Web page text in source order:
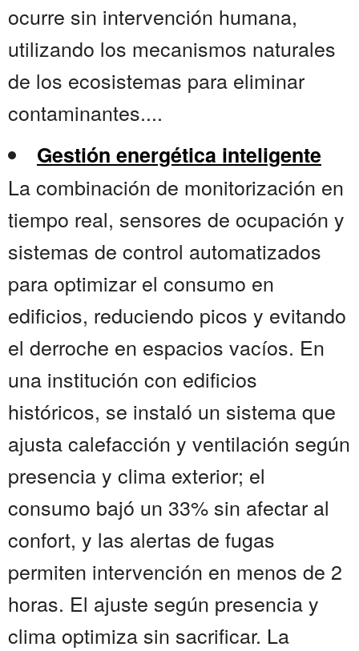
ocurre sin intervención humana,
utilizando los mecanismos naturales
de los ecosistemas para eliminar
contaminantes....
Gestión energética inteligente
La combinación de monitorización en
tiempo real, sensores de ocupación y
sistemas de control automatizados
para optimizar el consumo en
edificios, reduciendo picos y evitando
el derroche en espacios vacíos. En
una institución con edificios
históricos, se instaló un sistema que
ajusta calefacción y ventilación según
presencia y clima exterior; el
consumo bajó un 33% sin afectar al
confort, y las alertas de fugas
permiten intervención en menos de 2
horas. El ajuste según presencia y
clima optimiza sin sacrificar. La